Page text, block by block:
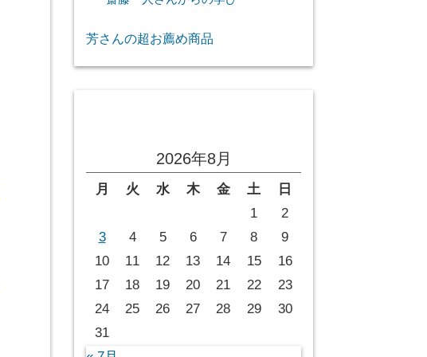
芳さんの超お薦め商品
2026年8月
月 火 水 木 金 土
日
1
2
3
4 5 6 7 8
9
10
11 12 13 14 15
16
17
18 19 20 21 22
23
24
25 26 27 28 29
30
31